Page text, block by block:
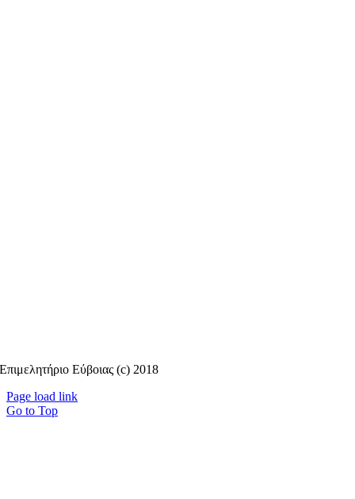
Επιμελητήριο Εύβοιας (c) 2018
Page load link
Go to Top